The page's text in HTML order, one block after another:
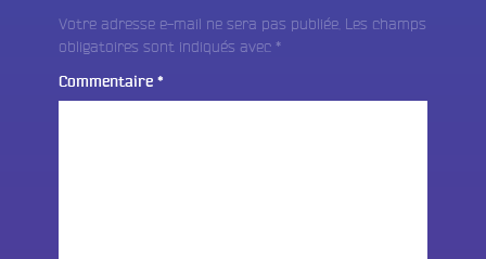
Votre adresse e-mail ne sera pas publiée. Les champs
obligatoires sont indiqués avec *
Commentaire *